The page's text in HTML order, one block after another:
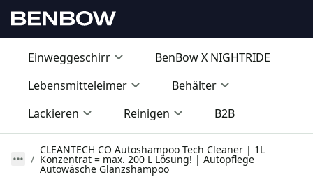
Einweggeschirr
BenBow X NIGHTRIDE
Lebensmitteleimer
Behälter
Lackieren
Reinigen B2B
CLEANTECH CO Autoshampoo Tech Cleaner | 1L
Konzentrat = max. 200 L Lösung! | Autopflege
Autowäsche Glanzshampoo